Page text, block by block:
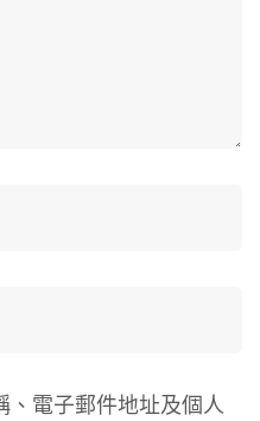
、電子郵件地址及個人